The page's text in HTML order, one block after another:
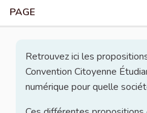
PAGE
Retrouvez ici les
Convention Citoyenne
numérique pour quelle